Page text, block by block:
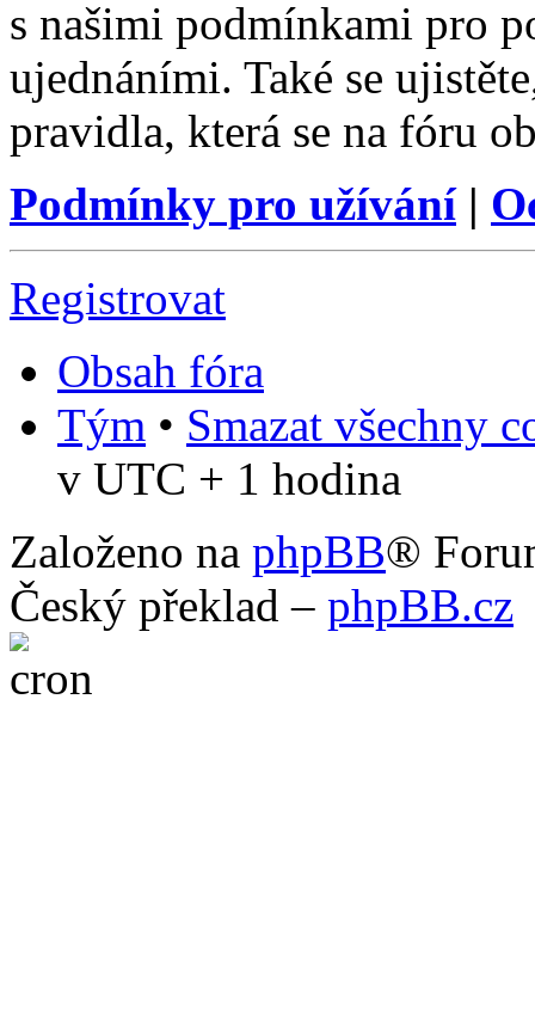
s našimi podmínkami pro
ujednáními. Také se
pravidla, která se na fóru
Podmínky pro užívání|
Registrovat
Obsah fóra
Tým • Smazat všechny
v UTC + 1 hodina
Založeno na phpBB®
Český překlad – phpBB.cz